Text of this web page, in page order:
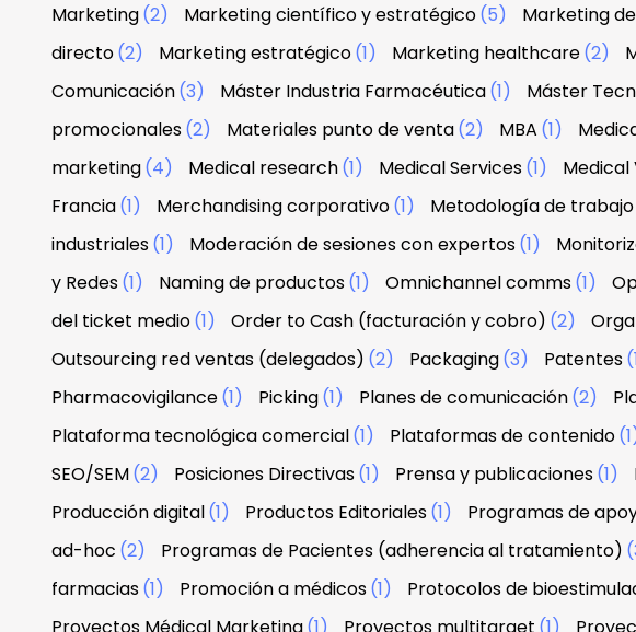
Marketing(2) Marketing científico y estratégico(5) Marketing
directo(2) Marketing estratégico(1) Marketing healthcare(2)
Comunicación(3) Máster Industria Farmacéutica(1) Máster
promocionales(2) Materiales punto de venta(2) MBA (1)
marketing(4) Medical research(1) Medical Services(1) Medical
Francia(1) Merchandising corporativo(1) Metodología de
industriales(1) Moderación de sesiones con expertos(1)
y Redes(1) Naming de productos(1) Omnichannel comms(1)
del ticket medio(1) Order to Cash (facturación y cobro) (2)
Outsourcing red ventas (delegados) (2) Packaging(3) Patentes
Pharmacovigilance(1) Picking(1) Planes de comunicación(2)
Plataforma tecnológica comercial(1) Plataformas de contenido
SEO/SEM(2) Posiciones Directivas(1) Prensa y publicaciones(1)
Producción digital(1) Productos Editoriales(1) Programas de
ad-hoc (2) Programas de Pacientes (adherencia al tratamiento)
farmacias(1) Promoción a médicos(1) Protocolos de